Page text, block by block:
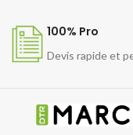
100% Pro
Devis rapide et